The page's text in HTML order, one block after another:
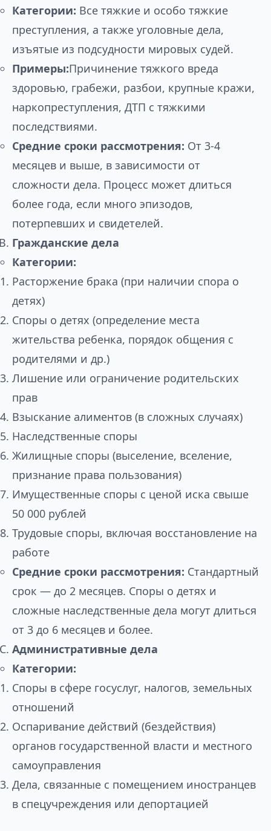
Категории: Все тяжкие и особо тяжкие
преступления, а также уголовные дела,
изъятые из подсудности мировых судей.
Примеры:Причинение тяжкого вреда
здоровью, грабежи, разбои, крупные кражи,
наркопреступления, ДТП с тяжкими
последствиями.
Средние сроки рассмотрения: От 3-4
месяцев и выше, в зависимости от
сложности дела. Процесс может длиться
более года, если много эпизодов,
потерпевших и свидетелей.
Гражданские дела
Категории:
Расторжение брака (при наличии спора о
детях)
Споры о детях (определение места
жительства ребенка, порядок общения с
родителями и др.)
Лишение или ограничение родительских
прав
Взыскание алиментов (в сложных случаях)
Наследственные споры
Жилищные споры (выселение, вселение,
признание права пользования)
Имущественные споры с ценой иска свыше
50 000 рублей
Трудовые споры, включая восстановление на
работе
Средние сроки рассмотрения: Стандартный
срок — до 2 месяцев. Споры о детях и
сложные наследственные дела могут длиться
от 3 до 6 месяцев и более.
Административные дела
Категории:
Споры в сфере госуслуг, налогов, земельных
отношений
Оспаривание действий (бездействия)
органов государственной власти и местного
самоуправления
Дела, связанные с помещением иностранцев
в спецучреждения или депортацией